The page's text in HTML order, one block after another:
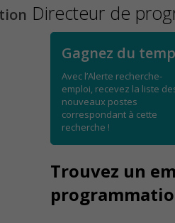
Directeur de
Gagnez du
Avec l’Alerte recherche-
emploi, recevez la liste
nouveaux postes
correspondant à cette
recherche !
Trouvez un